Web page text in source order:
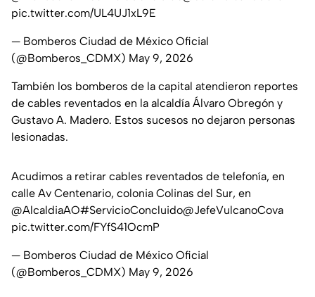
pic.twitter.com/UL4UJ1xL9E
— Bomberos Ciudad de México Oficial
(@Bomberos_CDMX) May 9, 2026
También los bomberos de la capital atendieron reportes
de cables reventados en la alcaldía Álvaro Obregón y
Gustavo A. Madero. Estos sucesos no dejaron personas
lesionadas.
Acudimos a retirar cables reventados de telefonía, en
calle Av Centenario, colonia Colinas del Sur, en
@AlcaldiaAO#ServicioConcluido@JefeVulcanoCova
pic.twitter.com/FYfS41OcmP
— Bomberos Ciudad de México Oficial
(@Bomberos_CDMX) May 9, 2026